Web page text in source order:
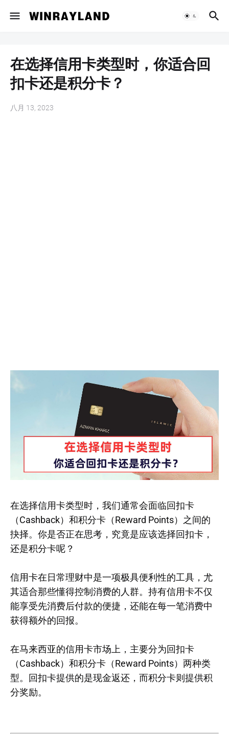
在选择信用卡类型时，你适合回
扣卡还是积分卡？
八月 13, 2023
在选择信用卡类型时，我们通常会面临回扣卡
（Cashback）和积分卡（Reward Points）之间的
抉择。你是否正在思考，究竟是应该选择回扣卡，
还是积分卡呢？
信用卡在日常理财中是一项极具便利性的工具，尤
其适合那些懂得控制消费的人群。持有信用卡不仅
能享受先消费后付款的便捷，还能在每一笔消费中
获得额外的回报。
在马来西亚的信用卡市场上，主要分为回扣卡
（Cashback）和积分卡（Reward Points）两种类
型。回扣卡提供的是现金返还，而积分卡则提供积
分奖励。